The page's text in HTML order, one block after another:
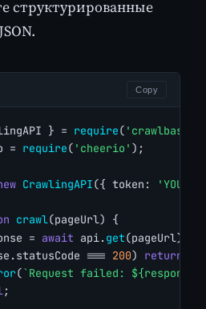
структурированные
Copy
} = require( 'crawlbase'
= require( 'cheerio' );
CrawlingAPI({ token:
crawl(pageUrl) {
= await api. get(pageUrl);
=== 200) return
(`Request failed:
;